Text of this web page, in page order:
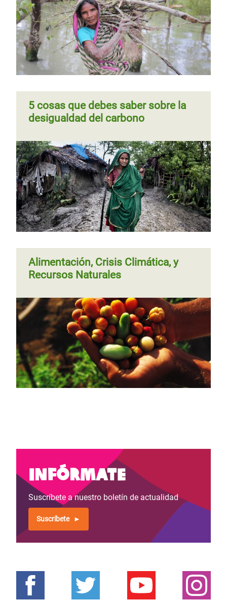
anterior
Paginación
Página
anterior
‹‹ Página 3
5 cosas que debes saber sobre la
desigualdad del carbono
Alimentación, Crisis Climática, y
Recursos Naturales
Infórmate
Suscríbete a nuestro boletín de actualidad
Suscríbete